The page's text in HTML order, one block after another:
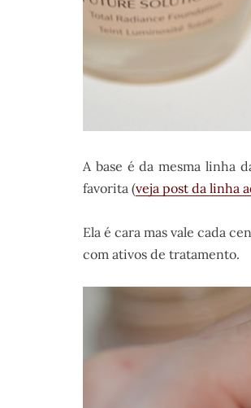
A base é da mesma linha
favorita (veja post da linha
Ela é cara mas vale cada
com ativos de tratamento.